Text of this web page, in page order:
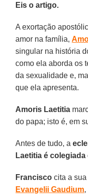
Eis o artigo.
A exortação
amor na família,
singular na história
como ela aborda os
da sexualidade e,
que ela apresenta.
Amoris Laetitia
do papa; isto é, em
Antes de tudo, a
Laetitia é
Francisco cita a
Evangelii Gaudium,